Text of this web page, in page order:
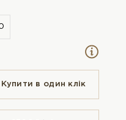
Купити в один клiк